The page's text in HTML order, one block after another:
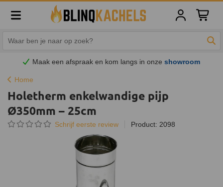
Maak een afspraak en kom langs in onzeshowroom
Home
Holetherm enkelwandige pijp
Ø350mm – 25cm
Schrijf eerste review Product: 2098